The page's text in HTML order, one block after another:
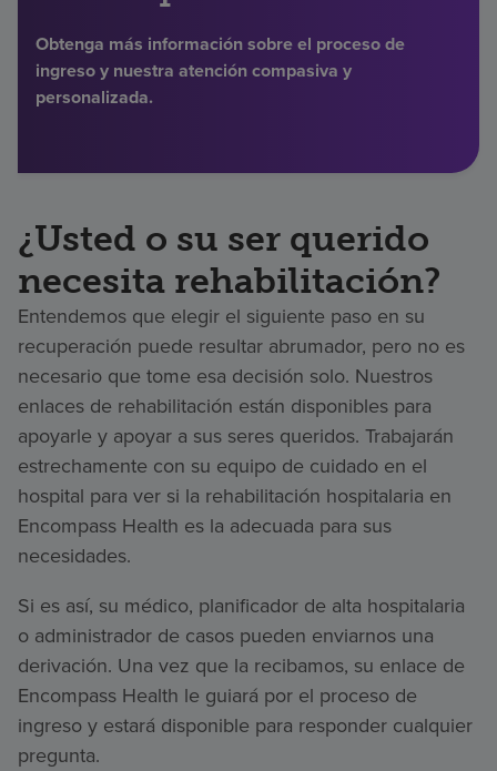
Buscar un centro
Obtenga más información sobre el proceso de
ingreso y nuestra atención compasiva y
personalizada.
¿Usted o su ser querido
necesita rehabilitación?
Entendemos que elegir el siguiente paso en su
recuperación puede resultar abrumador, pero no es
necesario que tome esa decisión solo. Nuestros
enlaces de rehabilitación están disponibles para
apoyarle y apoyar a sus seres queridos. Trabajarán
estrechamente con su equipo de cuidado en el
hospital para ver si la rehabilitación hospitalaria en
Encompass Health es la adecuada para sus
necesidades.
Si es así, su médico, planificador de alta hospitalaria
o administrador de casos pueden enviarnos una
derivación. Una vez que la recibamos, su enlace de
Encompass Health le guiará por el proceso de
ingreso y estará disponible para responder cualquier
pregunta.